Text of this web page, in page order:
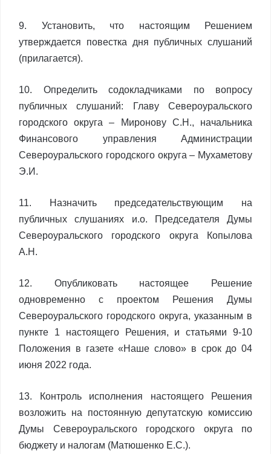
9. Установить, что настоящим Решением
утверждается повестка дня публичных слушаний
(прилагается).
10. Определить содокладчиками по вопросу
публичных слушаний: Главу Североуральского
городского округа – Миронову С.Н., начальника
Финансового управления Администрации
Североуральского городского округа – Мухаметову
Э.И.
11. Назначить председательствующим на
публичных слушаниях и.о. Председателя Думы
Североуральского городского округа Копылова
А.Н.
12. Опубликовать настоящее Решение
одновременно с проектом Решения Думы
Североуральского городского округа, указанным в
пункте 1 настоящего Решения, и статьями 9-10
Положения в газете «Наше слово» в срок до 04
июня 2022 года.
13. Контроль исполнения настоящего Решения
возложить на постоянную депутатскую комиссию
Думы Североуральского городского округа по
бюджету и налогам (Матюшенко Е.С.).